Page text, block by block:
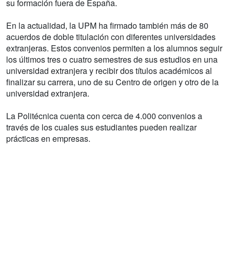
su formación fuera de España.
En la actualidad, la UPM ha firmado también más de 80
acuerdos de doble titulación con diferentes universidades
extranjeras. Estos convenios permiten a los alumnos seguir
los últimos tres o cuatro semestres de sus estudios en una
universidad extranjera y recibir dos títulos académicos al
finalizar su carrera, uno de su Centro de origen y otro de la
universidad extranjera.
La Politécnica cuenta con cerca de 4.000 convenios a
través de los cuales sus estudiantes pueden realizar
prácticas en empresas.